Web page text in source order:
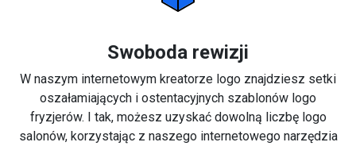
Swoboda rewizji
W naszym internetowym kreatorze logo znajdziesz setki
oszałamiających i ostentacyjnych szablonów logo
fryzjerów. I tak, możesz uzyskać dowolną liczbę logo
salonów, korzystając z naszego internetowego narzędzia